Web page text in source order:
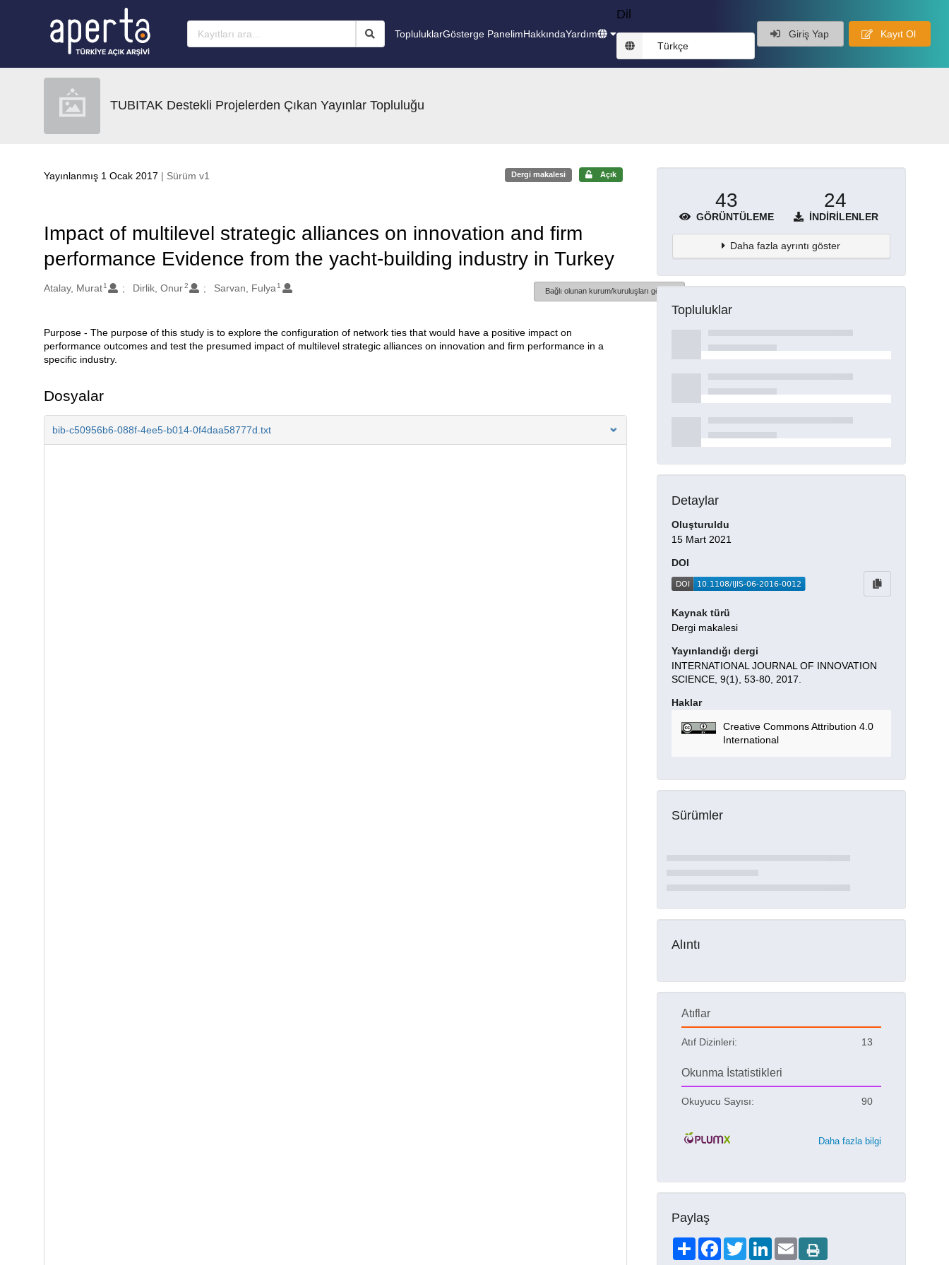
TopluluklarGösterge PanelimHakkındaYardım
Dil
Türkçe
Giriş Yap Kayıt Ol
TUBITAK Destekli Projelerden Çıkan Yayınlar Topluluğu
Yayınlanmış 1 Ocak 2017 | Sürüm v1 Dergi makalesi Açık
Impact of multilevel strategic alliances on innovation and firm
performance Evidence from the yacht-building industry in Turkey
Oluşturanlar
Atalay, Murat 1 Dirlik, Onur2 Sarvan, Fulya 1
Bağlı olunan kurum/kuruluşları göster
Açıklama
Purpose - The purpose of this study is to explore the configuration of network ties that would have a positive impact on
performance outcomes and test the presumed impact of multilevel strategic alliances on innovation and firm performance in a
specific industry.
Dosyalar
bib-c50956b6-088f-4ee5-b014-0f4daa58777d.txt
43
GÖRÜNTÜLEME
24
İNDIRILENLER
Daha fazla ayrıntı göster
Topluluklar
Detaylar
Oluşturuldu
15 Mart 2021
DOI
Kaynak türü
Dergi makalesi
Yayınlandığı dergi
INTERNATIONAL JOURNAL OF INNOVATION
SCIENCE, 9(1), 53-80, 2017.
Haklar
Creative Commons Attribution 4.0
International
Sürümler
Alıntı
Atıflar
Atıf Dizinleri: 13
Okunma İstatistikleri
Okuyucu Sayısı: 90
Daha fazla bilgi
Paylaş
ShareFacebookTwitterLinkedIn
Email